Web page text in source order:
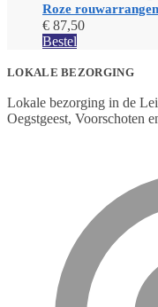
Roze
€ 87,50
Bestel
LOKALE BEZORGING
Lokale bezorging in de
Oegstgeest, Voorschoten